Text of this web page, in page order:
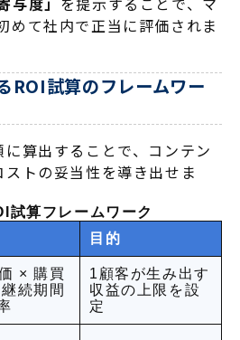
めて社内で正当に評価されま
ROI試算のフレームワー
算出することで、コンテン
トの妥当性を導き出せま
試算フレームワーク
目的
× 購買
続期間
1顧客が生み出す
収益の上限を設
定